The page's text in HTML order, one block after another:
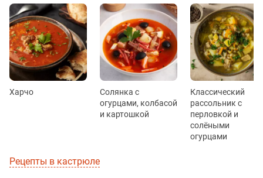
Харчо
Солянка с
огурцами, колбасой
и картошкой
Классический
рассольник с
перловкой и
солёными
огурцами
Рецепты в кастрюле